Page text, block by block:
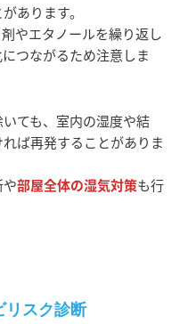
あります。
やエタノールを繰り返し
つながるため注意しま
ても、室内の湿度や結
ば再発することがありま
部屋全体の湿気対策も行
リスク診断